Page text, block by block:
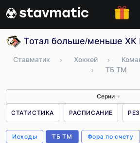
Тотал больше/меньше ХК
Ставматик › Хоккей ›
›
ТБ ТМ
Серии ▼
СТАТИСТИКА РАСПИСАНИЕ
Исходы ТБ ТМ Фора по счету